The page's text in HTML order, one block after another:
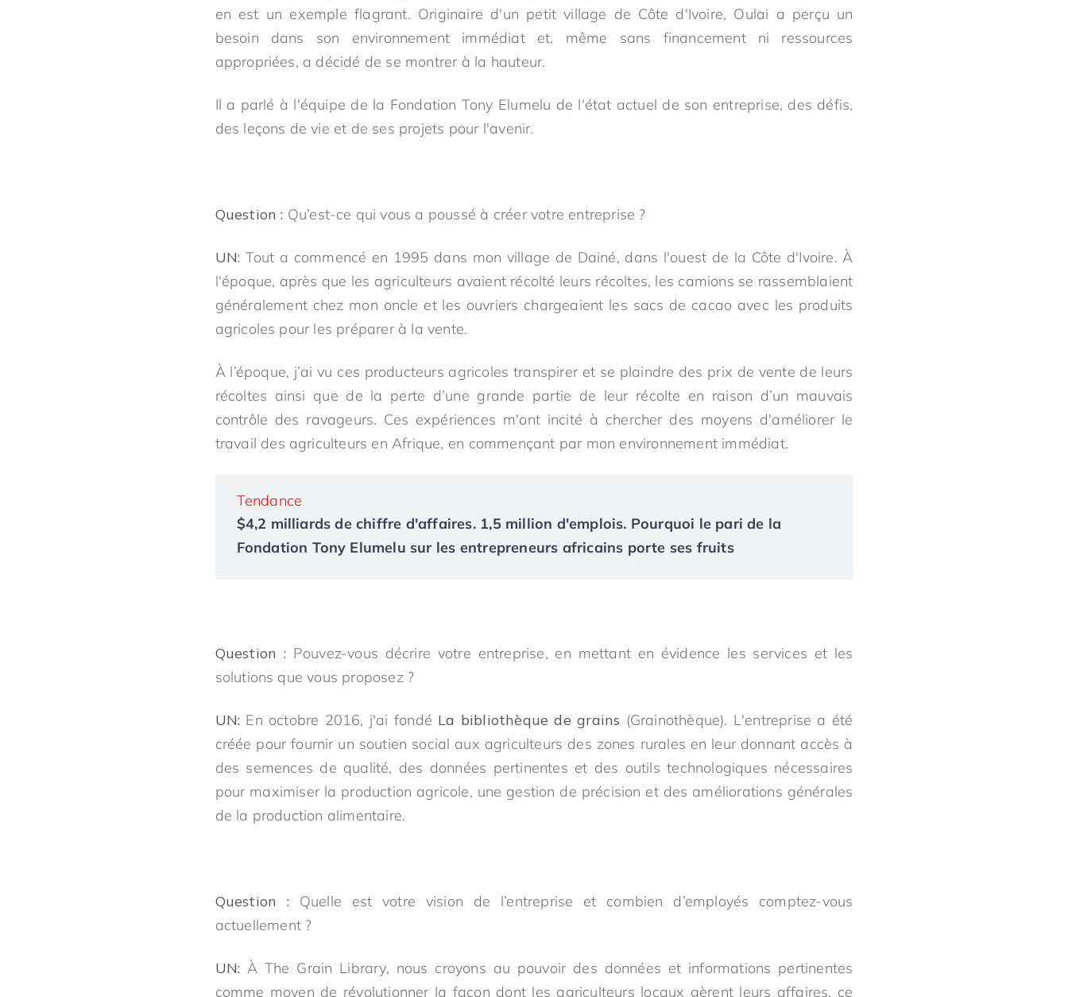
en est un exemple flagrant. Originaire d'un petit village de Côte d'Ivoire, Oulai a perçu un
besoin dans son environnement immédiat et, même sans financement ni ressources
appropriées, a décidé de se montrer à la hauteur.
Il a parlé à l'équipe de la Fondation Tony Elumelu de l'état actuel de son entreprise, des défis,
des leçons de vie et de ses projets pour l'avenir.
Question : Qu’est-ce qui vous a poussé à créer votre entreprise ?
UN: Tout a commencé en 1995 dans mon village de Dainé, dans l'ouest de la Côte d'Ivoire. À
l'époque, après que les agriculteurs avaient récolté leurs récoltes, les camions se rassemblaient
généralement chez mon oncle et les ouvriers chargeaient les sacs de cacao avec les produits
agricoles pour les préparer à la vente.
À l’époque, j’ai vu ces producteurs agricoles transpirer et se plaindre des prix de vente de leurs
récoltes ainsi que de la perte d’une grande partie de leur récolte en raison d’un mauvais
contrôle des ravageurs. Ces expériences m'ont incité à chercher des moyens d'améliorer le
travail des agriculteurs en Afrique, en commençant par mon environnement immédiat.
Tendance
$4,2 milliards de chiffre d'affaires. 1,5 million d'emplois. Pourquoi le pari de la
Fondation Tony Elumelu sur les entrepreneurs africains porte ses fruits
Question : Pouvez-vous décrire votre entreprise, en mettant en évidence les services et les
solutions que vous proposez ?
UN: En octobre 2016, j'ai fondé La bibliothèque de grains (Grainothèque). L'entreprise a été
créée pour fournir un soutien social aux agriculteurs des zones rurales en leur donnant accès à
des semences de qualité, des données pertinentes et des outils technologiques nécessaires
pour maximiser la production agricole, une gestion de précision et des améliorations générales
de la production alimentaire.
Question : Quelle est votre vision de l’entreprise et combien d’employés comptez-vous
actuellement ?
UN: À The Grain Library, nous croyons au pouvoir des données et informations pertinentes
comme moyen de révolutionner la façon dont les agriculteurs locaux gèrent leurs affaires, ce